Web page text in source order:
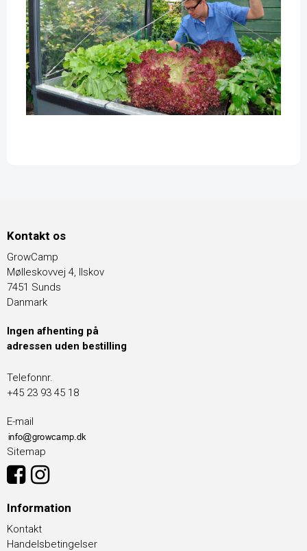
Kontakt os
GrowCamp
Mølleskovvej 4, Ilskov
7451 Sunds
Danmark
Ingen afhenting på
adressen uden bestilling
Telefonnr.
+45 23 93 45 18
E-mail
Sitemap
Information
Kontakt
Handelsbetingelser